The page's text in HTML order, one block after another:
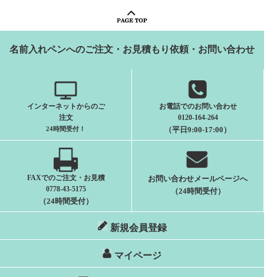
名前入れペンへのご注文・お見積もり依頼・お問い合わせ
インターネットからのご
注文
24時間受付 ！
お電話でのお問い合わせ
0120-164-264
（平日9:00-17:00）
FAXでのご注文・お見積
0778-43-5175
（24時間受付）
お問い合わせメールページへ
（24時間受付）
新規会員登録
マイページ